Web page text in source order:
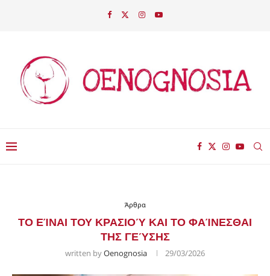
Άρθρα
ΤΟ ΕΊΝΑΙ ΤΟΥ ΚΡΑΣΙΟΎ ΚΑΙ ΤΟ ΦΑΊΝΕΣΘΑΙ
ΤΗΣ ΓΕΎΣΗΣ
written byOenognosia 29/03/2026